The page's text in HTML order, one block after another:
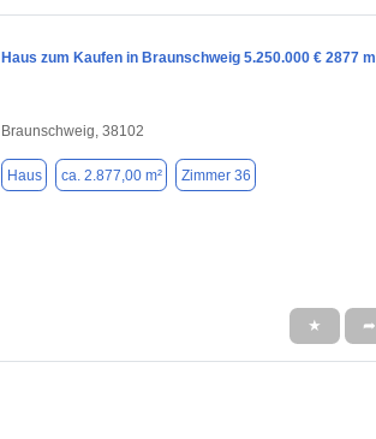
Haus zum Kaufen in Braunschweig 5.250.000 € 2877
Braunschweig, 38102
Haus ca. 2.877,00 m² Zimmer 36
★ ➦